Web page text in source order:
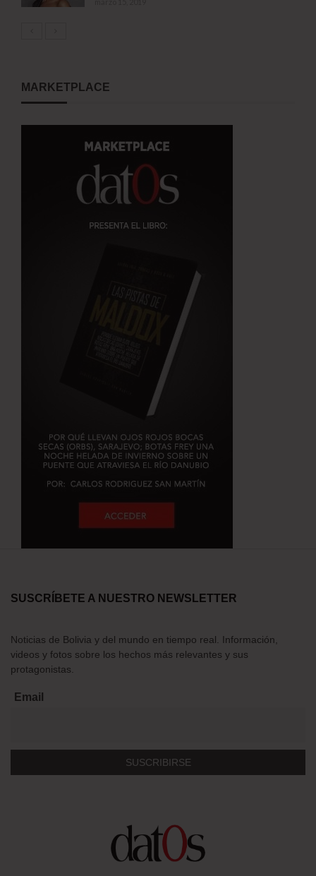
MARKETPLACE
SUSCRÍBETE A NUESTRO NEWSLETTER
Noticias de Bolivia y del mundo en tiempo real. Información,
videos y fotos sobre los hechos más relevantes y sus
protagonistas.
Email